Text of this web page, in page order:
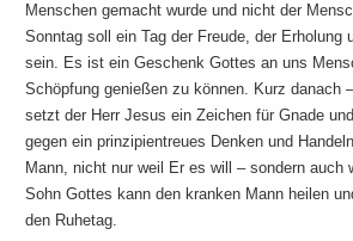
Menschen gemacht wurde und nicht der
Sonntag soll ein Tag der Freude, der Erholung
sein. Es ist ein Geschenk Gottes an uns
Schöpfung genießen zu können. Kurz danach
setzt der Herr Jesus ein Zeichen für Gnade
gegen ein prinzipientreues Denken und
Mann, nicht nur weil Er es will – sondern auch
Sohn Gottes kann den kranken Mann heilen
den Ruhetag.